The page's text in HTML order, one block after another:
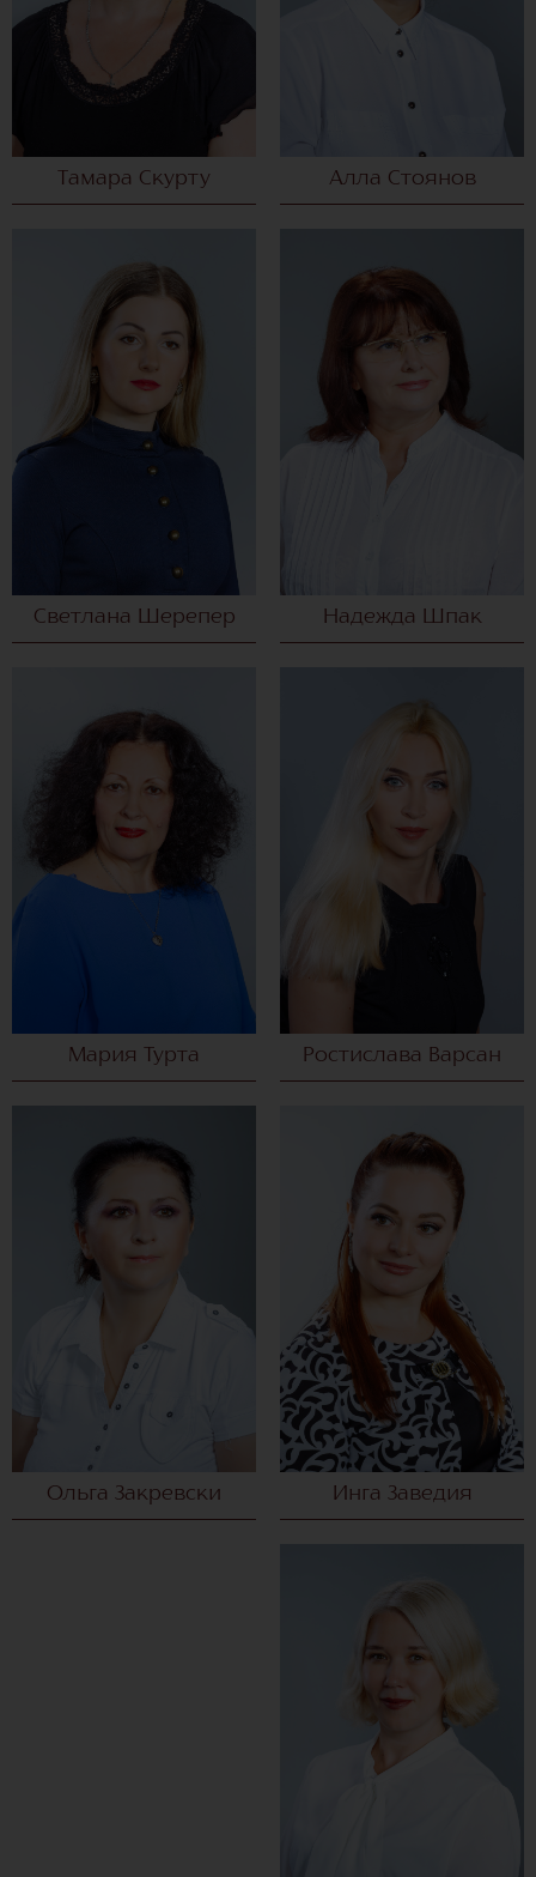
Тамара Скурту Алла Стоянов
Светлана Шерепер Надежда Шпак
Мария Турта Ростислава Варсан
Ольга Закревски Инга Заведия